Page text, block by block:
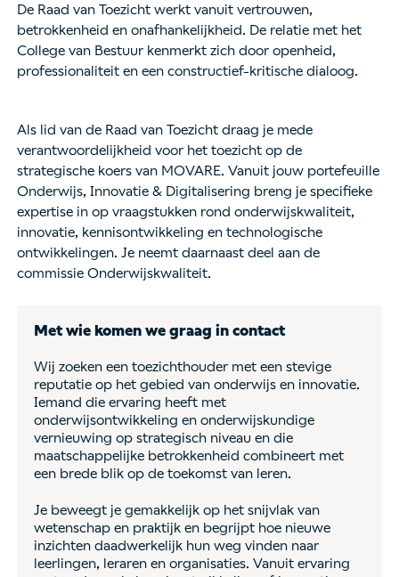
De Raad van Toezicht werkt vanuit vertrouwen,
betrokkenheid en onafhankelijkheid. De relatie met het
College van Bestuur kenmerkt zich door openheid,
professionaliteit en een constructief-kritische dialoog.
Als lid van de Raad van Toezicht draag je mede
verantwoordelijkheid voor het toezicht op de
strategische koers van MOVARE. Vanuit jouw portefeuille
Onderwijs, Innovatie & Digitalisering breng je specifieke
expertise in op vraagstukken rond onderwijskwaliteit,
innovatie, kennisontwikkeling en technologische
ontwikkelingen. Je neemt daarnaast deel aan de
commissie Onderwijskwaliteit.
Met wie komen we graag in contact
Wij zoeken een toezichthouder met een stevige
reputatie op het gebied van onderwijs en innovatie.
Iemand die ervaring heeft met
onderwijsontwikkeling en onderwijskundige
vernieuwing op strategisch niveau en die
maatschappelijke betrokkenheid combineert met
een brede blik op de toekomst van leren.
Je beweegt je gemakkelijk op het snijvlak van
wetenschap en praktijk en begrijpt hoe nieuwe
inzichten daadwerkelijk hun weg vinden naar
leerlingen, leraren en organisaties. Vanuit ervaring